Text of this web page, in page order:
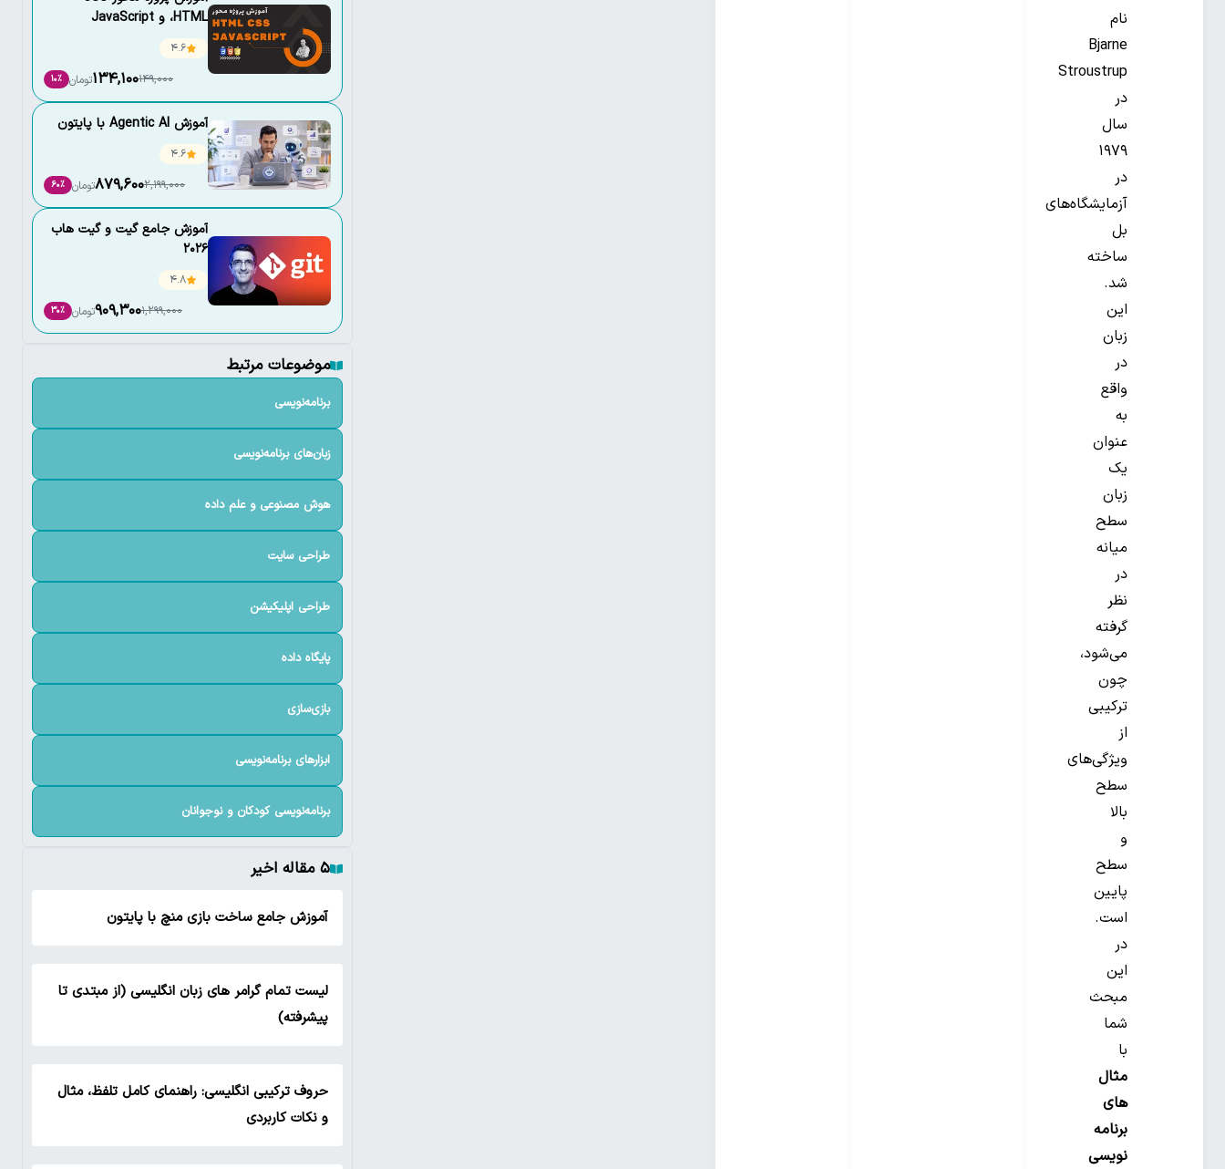
نام
Bjarne
Stroustrup
در
سال
۱۹۷۹
در
آزمایشگاه‌های
بل
ساخته
شد.
این
زبان
در
واقع
به
عنوان
یک
زبان
سطح
میانه
در
نظر
گرفته
می‌شود،
چون
ترکیبی
از
ویژگی‌های
سطح
بالا
و
سطح
پایین
است.
در
این
مبحث
شما
با
مثال
‌های
برنامه‌
نویسی
،HTML و JavaScript
4.6
149,000
134,100تومان 10٪
آموزش Agentic AI با پایتون
4.6
2,199,000
879,600تومان 60٪
آموزش جامع گیت و گیت هاب
2026
4.8
1,299,000
909,300تومان 30٪
موضوعات مرتبط
برنامه‌نویسی
زبان‌های برنامه‌نویسی
هوش مصنوعی و علم داده
طراحی سایت
طراحی اپلیکیشن
پایگاه داده
بازی‌سازی
ابزارهای برنامه‌نویسی
برنامه‌نویسی کودکان و نوجوانان
۵ مقاله اخیر
آموزش جامع ساخت بازی منچ با پایتون
لیست تمام گرامر های زبان انگلیسی (از مبتدی تا
پیشرفته)
حروف ترکیبی انگلیسی: راهنمای کامل تلفظ، مثال
و نکات کاربردی